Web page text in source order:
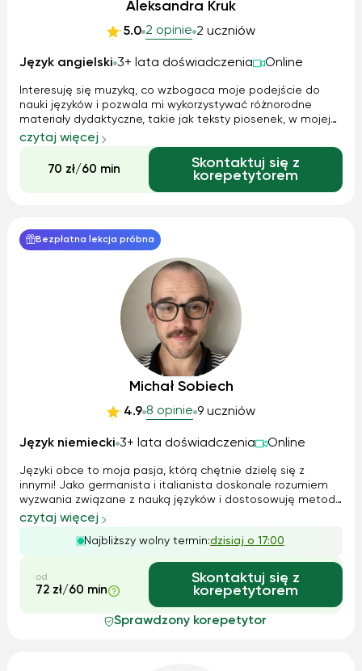
Aleksandra Kruk
5.0 2 opinie 2 uczniów
Język angielski 3+ lata doświadczenia Online
Interesuję się muzyką, co wzbogaca moje podejście do
nauki języków i pozwala mi wykorzystywać różnorodne
materiały dydaktyczne, takie jak teksty piosenek, w mojej
pracy z uczniami. Moim konikiem jest kreatywne mówienie,
a także praca nad pozbyciem się tremy związanej z
konwersacjami w języku angiels...
czytaj więcej
70 zł/60 min
Skontaktuj się z
korepetytorem
Bezpłatna lekcja próbna
Michał Sobiech
4.9 8 opinie 9 uczniów
Język niemiecki 3+ lata doświadczenia Online
Języki obce to moja pasja, którą chętnie dzielę się z
innymi! Jako germanista i italianista doskonale rozumiem
wyzwania związane z nauką języków i dostosowuję metody
pracy do indywidualnych potrzeb ucznia. Stawiam na
empatię, indywidualizację i przyjazną atmosferę – chcę,
aby każdy czuł się komforto...
czytaj więcej
Najbliższy wolny termin:dzisiaj o 17:00
od
72 zł/60 min
Skontaktuj się z
korepetytorem
Sprawdzony korepetytor